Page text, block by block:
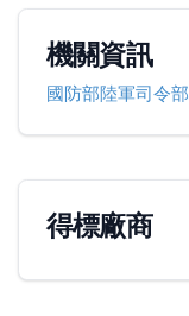
機關資訊
國防部陸軍司令部
得標廠商